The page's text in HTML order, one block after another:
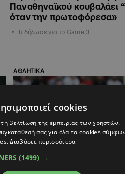
Παναθηναϊκού κουβαλάει
όταν την πρωτοφόρεσα»
Τι δήλωσε για το Game 3
ΑΘΛΗΤΙΚΑ
cookies
βελτίωση της εμπειρίας των χρηστών.
σας για όλα τα cookies
Διαβάστε περισσότερα
(1499) →